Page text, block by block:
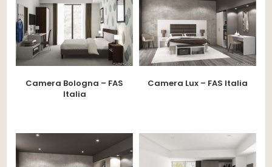
Camera Bologna – FAS
Italia
Camera Lux – FAS Italia